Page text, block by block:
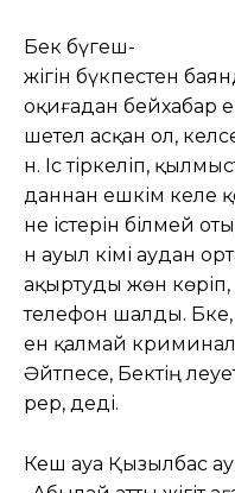
Бек бүгеш-
жігін бүкпестен
оқиғадан бейхабар
шетел асқан ол,
н. Іс тіркеліп,
даннан ешкім келе
не істерін білмей
н ауыл әкімі аудан
ақыртуды жөн көріп,
телефон шалды. Бәке,
ен қалмай
Әйтпесе, Бектің
рер, деді.
Кеш ауа Қызылбас